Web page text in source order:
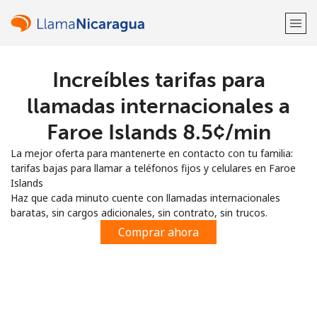
¡Bienvenido!
Regístrate con
o
Increíbles tarifas para
llamadas internacionales a
Faroe Islands ⁦8.5¢⁩/min
La mejor oferta para mantenerte en contacto con tu familia:
tarifas bajas para llamar a teléfonos fijos y celulares en Faroe
Islands
Haz que cada minuto cuente con llamadas internacionales
baratas, sin cargos adicionales, sin contrato, sin trucos.
Comprar ahora